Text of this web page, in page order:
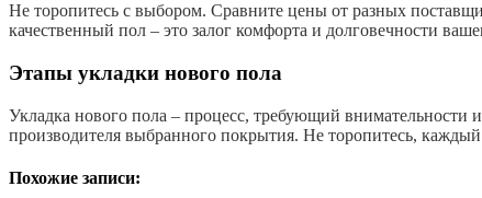
Не торопитесь с выбором. Сравните цены от разных
качественный пол – это залог комфорта и долговечности
Этапы укладки нового пола
Укладка нового пола – процесс, требующий внимательности
производителя выбранного покрытия. Не торопитесь,
Похожие записи: